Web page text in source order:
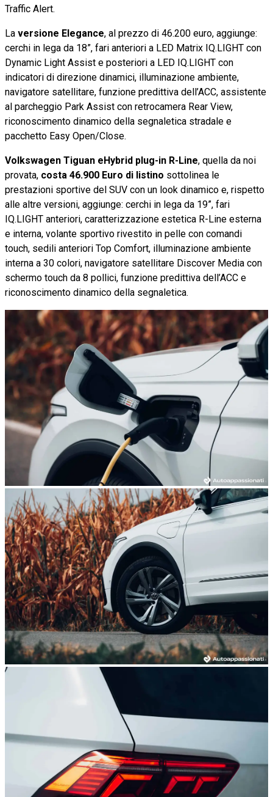
Traffic Alert.
La versione Elegance, al prezzo di 46.200 euro, aggiunge:
cerchi in lega da 18”, fari anteriori a LED Matrix IQ.LIGHT con
Dynamic Light Assist e posteriori a LED IQ.LIGHT con
indicatori di direzione dinamici, illuminazione ambiente,
navigatore satellitare, funzione predittiva dell’ACC, assistente
al parcheggio Park Assist con retrocamera Rear View,
riconoscimento dinamico della segnaletica stradale e
pacchetto Easy Open/Close.
Volkswagen Tiguan eHybrid plug-in R-Line, quella da noi
provata, costa 46.900 Euro di listino sottolinea le
prestazioni sportive del SUV con un look dinamico e, rispetto
alle altre versioni, aggiunge: cerchi in lega da 19”, fari
IQ.LIGHT anteriori, caratterizzazione estetica R-Line esterna
e interna, volante sportivo rivestito in pelle con comandi
touch, sedili anteriori Top Comfort, illuminazione ambiente
interna a 30 colori, navigatore satellitare Discover Media con
schermo touch da 8 pollici, funzione predittiva dell’ACC e
riconoscimento dinamico della segnaletica.